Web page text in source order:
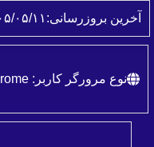
آخرین بروزرسانی:۱۴۰۵/۰۵/۱۱
نوع مرورگر کاربر: Chrome